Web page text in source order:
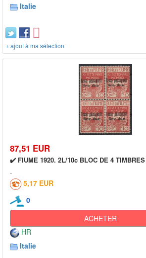
Italie
+ ajout à ma sélection
87,51 EUR
✔️ FIUME 1920. 2L/10c BLOC DE 4
5,17 EUR
0
ACHETER
HR
Italie